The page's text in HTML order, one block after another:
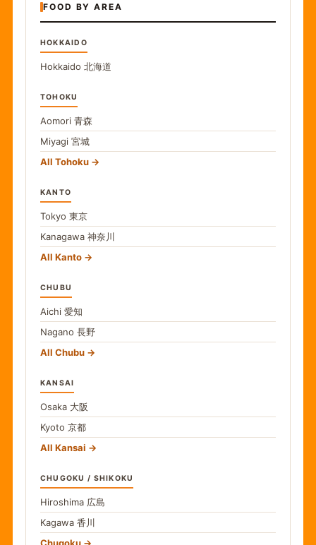
FOOD BY AREA
HOKKAIDO
Hokkaido 北海道
TOHOKU
Aomori 青森
Miyagi 宮城
All Tohoku
KANTO
Tokyo 東京
Kanagawa 神奈川
All Kanto
CHUBU
Aichi 愛知
Nagano 長野
All Chubu
KANSAI
Osaka 大阪
Kyoto 京都
All Kansai
CHUGOKU / SHIKOKU
Hiroshima 広島
Kagawa 香川